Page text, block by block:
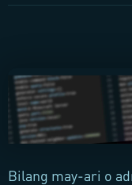
Bilang may-ari o